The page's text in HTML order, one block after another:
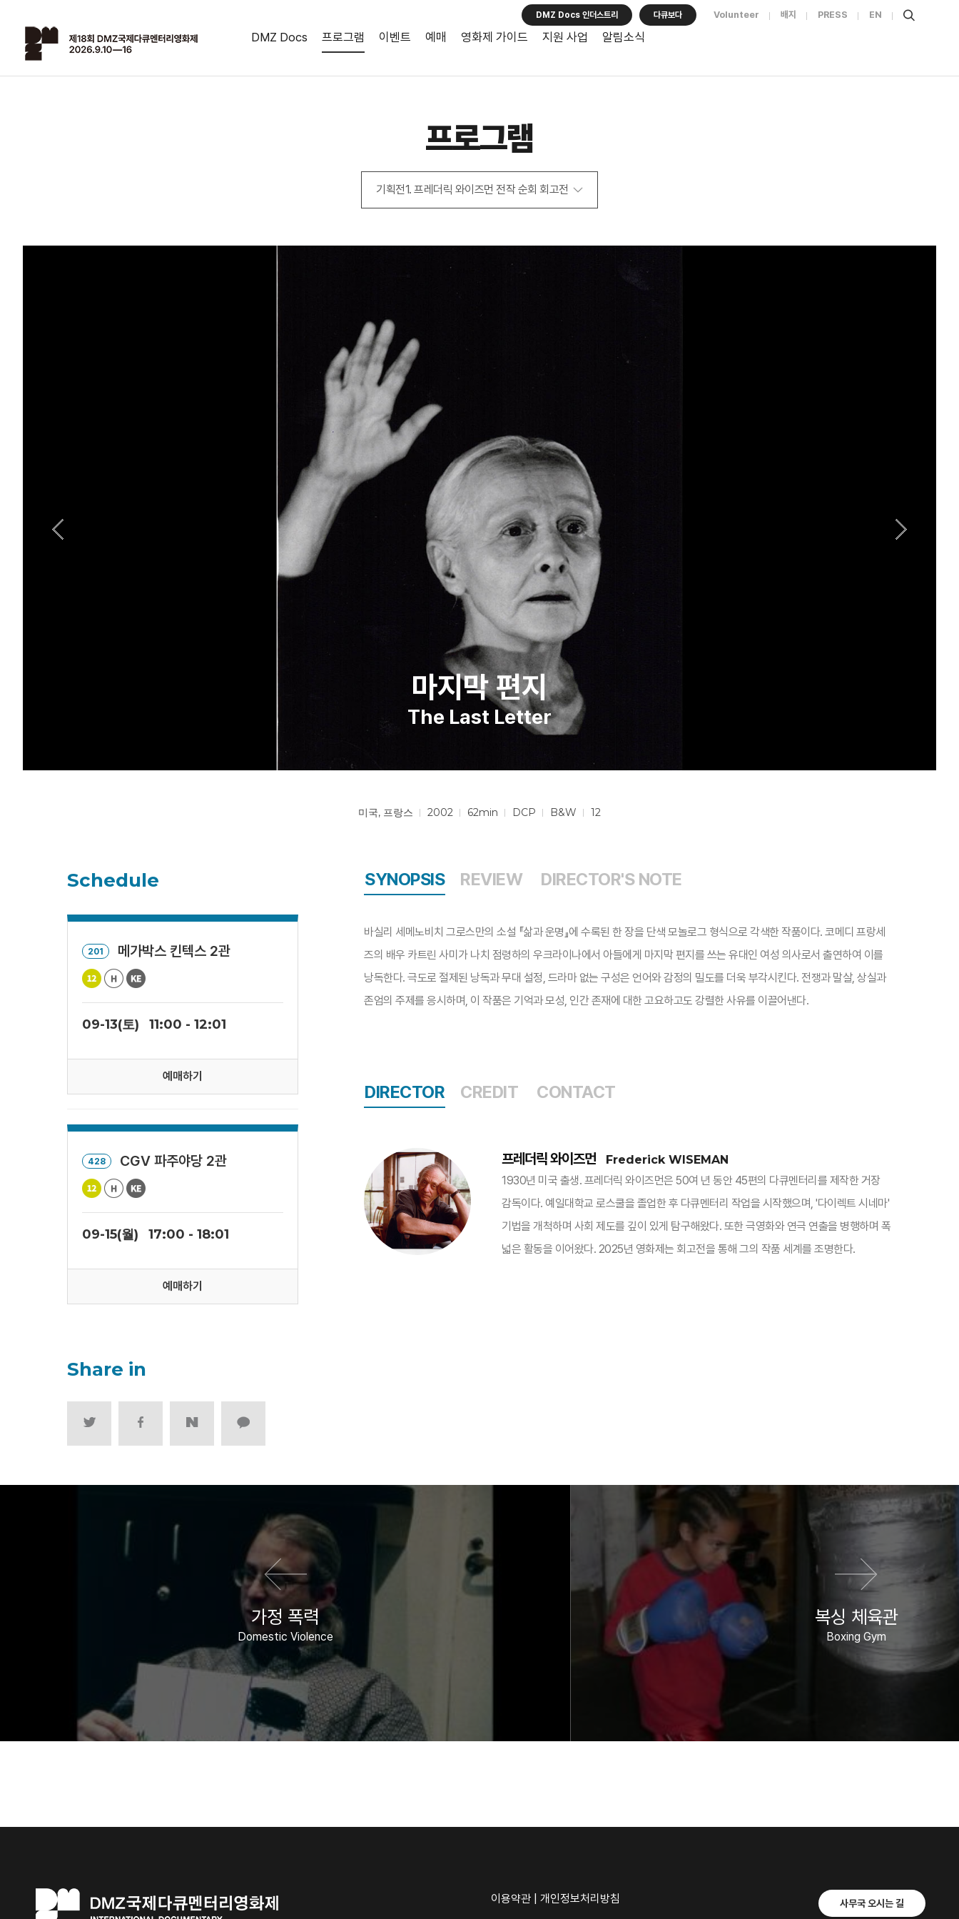
DMZ Docs 프로그램 이벤트 예매 영화제 가이드 지원 사업 알림소식
DMZ Docs 인더스트리 다큐보다 Volunteer 배지 PRESS EN
프로그램
기획전1. 프레더릭 와이즈먼 전작 순회 회고전
마지막 편지
The Last Letter
미국, 프랑스 2002 62min DCP B&W 12
SYNOPSIS REVIEW DIRECTOR'S NOTE
바실리 세메노비치 그로스만의 소설 『삶과 운명』에 수록된 한 장을 단색 모놀로그 형식으로 각색한 작품이다. 코메디 프랑세
즈의 배우 카트린 사미가 나치 점령하의 우크라이나에서 아들에게 마지막 편지를 쓰는 유대인 여성 의사로서 출연하여 이를
낭독한다. 극도로 절제된 낭독과 무대 설정, 드라마 없는 구성은 언어와 감정의 밀도를 더욱 부각시킨다. 전쟁과 말살, 상실과
존엄의 주제를 응시하며, 이 작품은 기억과 모성, 인간 존재에 대한 고요하고도 강렬한 사유를 이끌어낸다.​
DIRECTOR CREDIT CONTACT
프레더릭 와이즈먼
Frederick WISEMAN
1930년 미국 출생. 프레더릭 와이즈먼은 50여 년 동안 45편의 다큐멘터리를 제작한 거장
감독이다. 예일대학교 로스쿨을 졸업한 후 다큐멘터리 작업을 시작했으며, '다이렉트 시네마'
기법을 개척하며 사회 제도를 깊이 있게 탐구해왔다. 또한 극영화와 연극 연출을 병행하며 폭
넓은 활동을 이어왔다. 2025년 영화제는 회고전을 통해 그의 작품 세계를 조명한다.
Schedule
201 메가박스 킨텍스 2관
09-13(토) 11:00 - 12:01
예매하기
428 CGV 파주야당 2관
09-15(월) 17:00 - 18:01
예매하기
Share in
가정 폭력
Domestic Violence
다음 영화
복싱 체육관
Boxing Gym
이용약관 개인정보처리방침 사무국 오시는 길